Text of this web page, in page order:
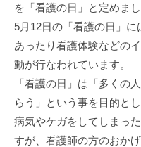
を「看護の⽇」と定めまし
5⽉12⽇の「看護の⽇」
あったり看護体験などの
動が⾏なわれています。
「看護の⽇」は「多くの
らう」という事を⽬的とし
病気やケガをしてしまっ
すが、看護師の⽅のおか